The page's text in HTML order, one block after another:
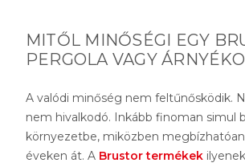
MITŐL MINŐSÉGI EGY
PERGOLA VAGY
A valódi minőség nem feltűnősködik.
nem hivalkodó. Inkább finoman simul
környezetbe, miközben
éveken át. A Brustor termékek